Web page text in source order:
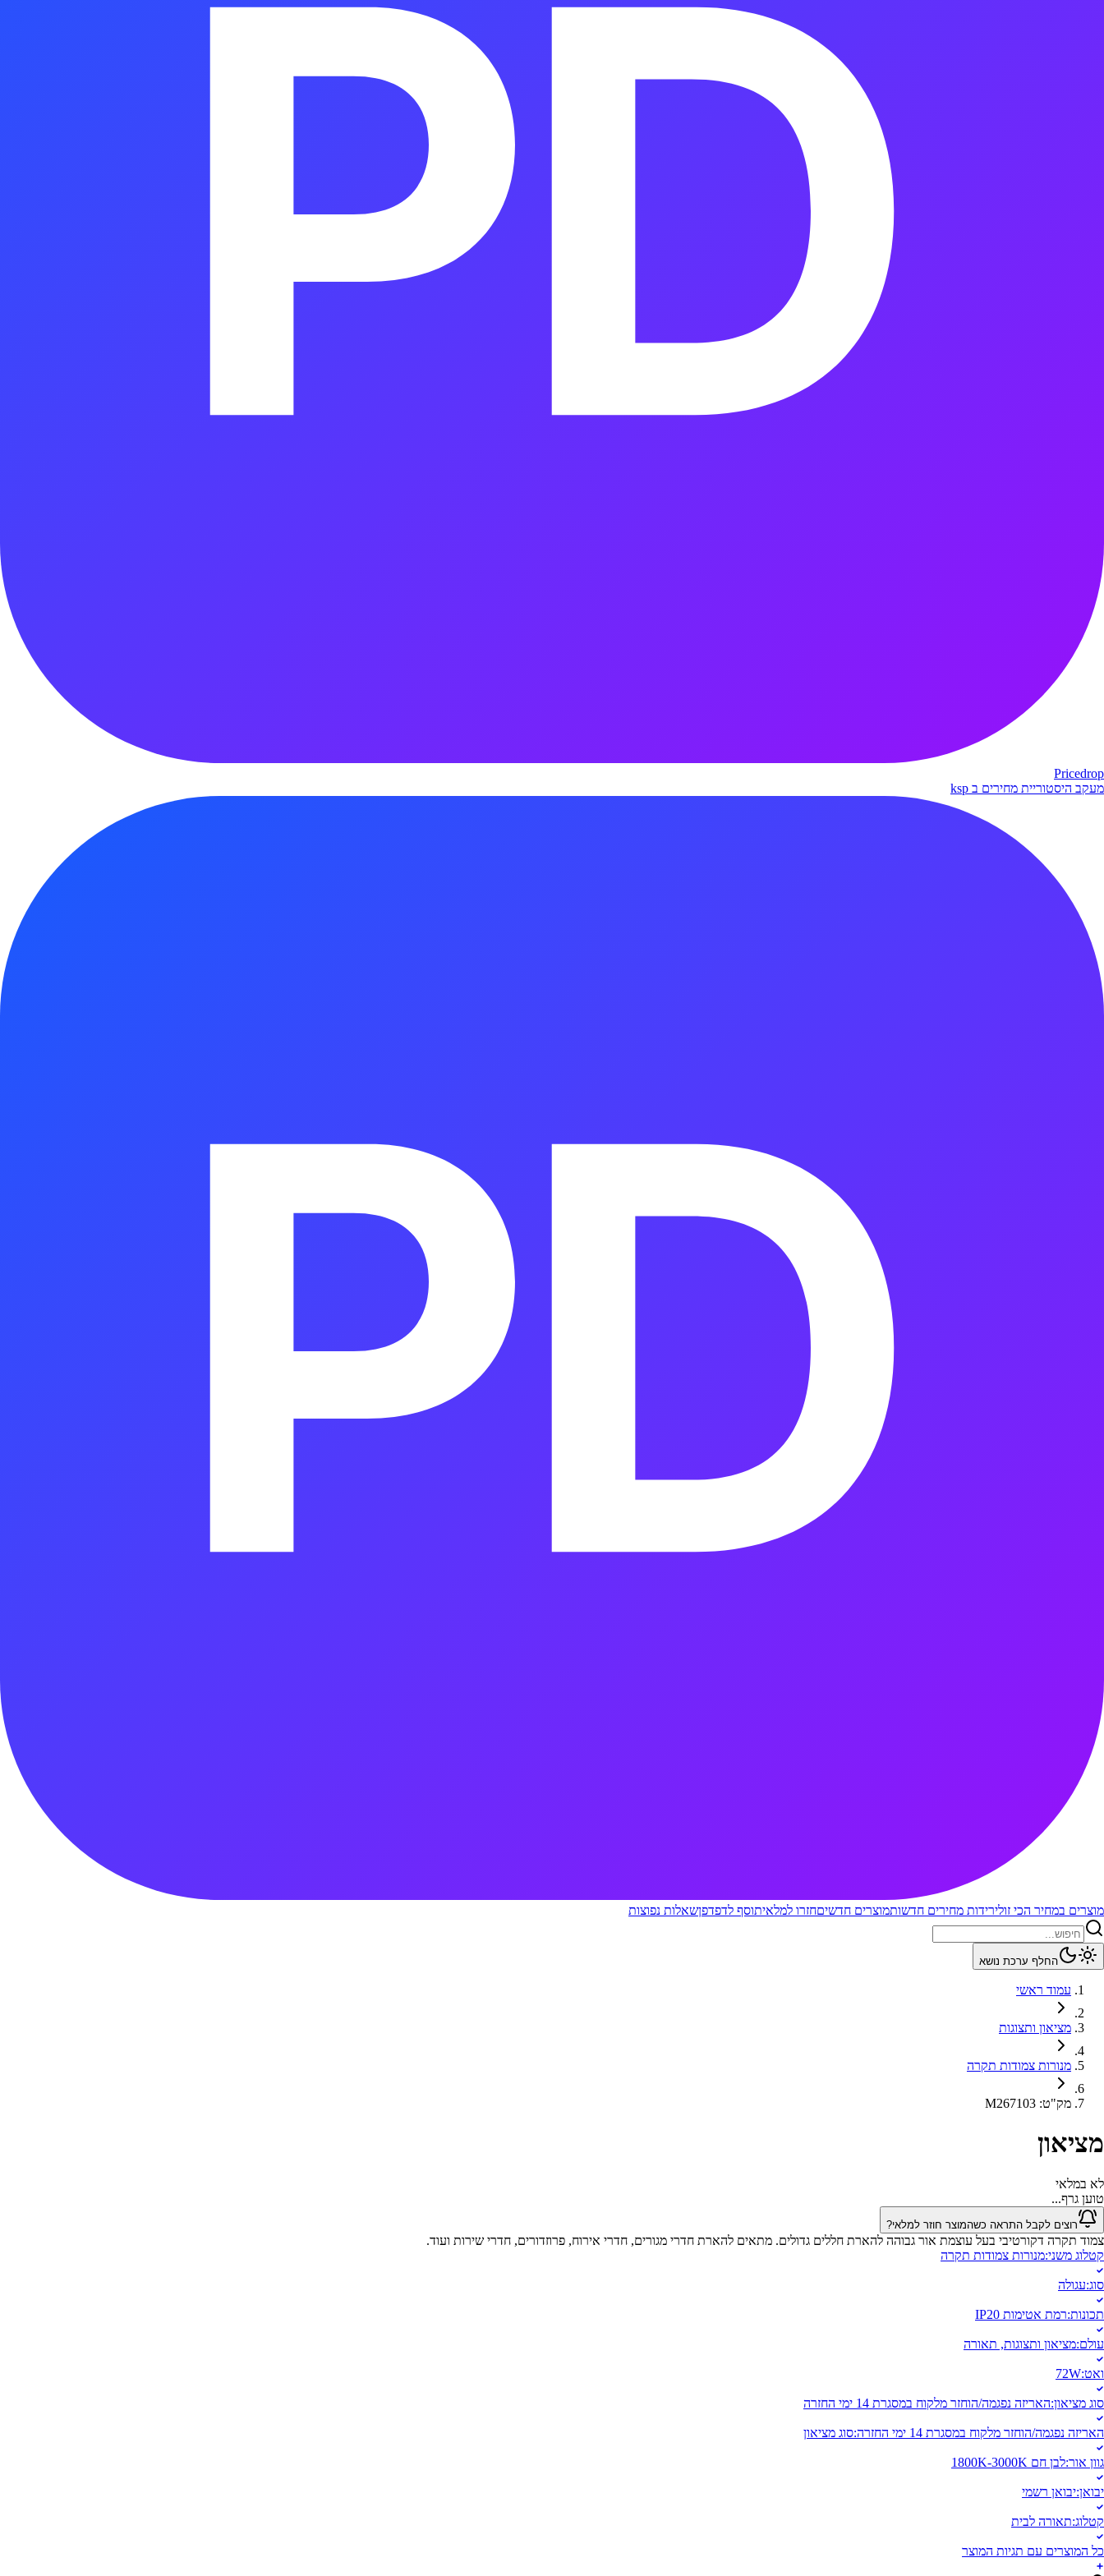
Pricedrop
מעקב היסטוריית מחירים ב ksp
מוצרים במחיר הכי זולירידות מחירים חדשותמוצרים חדשיםחזרו למלאיתוסף לדפדפןשאלות נפוצות
החלף ערכת נושא
עמוד ראשי
מציאון ותצוגות
מנורות צמודות תקרה
מק"ט:
M267103
מציאון
לא במלאי
טוען גרף...
רוצים לקבל התראה כשהמוצר חוזר למלאי?
צמוד תקרה דקורטיבי בעל עוצמת אור גבוהה להארת חללים גדולים. מתאים להארת חדרי מגורים, חדרי אירוח, פרוזדורים, חדרי שירות ועוד.
קטלוג משני:מנורות צמודות תקרה
סוג:עגולה
תכונות:רמת אטימות IP20
עולם:מציאון ותצוגות, תאורה
ואט:
72W
סוג מציאון:האריזה נפגמה/הוחזר מלקוח במסגרת 14 ימי החזרה
האריזה נפגמה/הוחזר מלקוח במסגרת 14 ימי החזרה :סוג מציאון
גוון אור:לבן חם 1800K-3000K
יבואן:יבואן רשמי
קטלוג:תאורה לבית
כל המוצרים עם תגיות המוצר